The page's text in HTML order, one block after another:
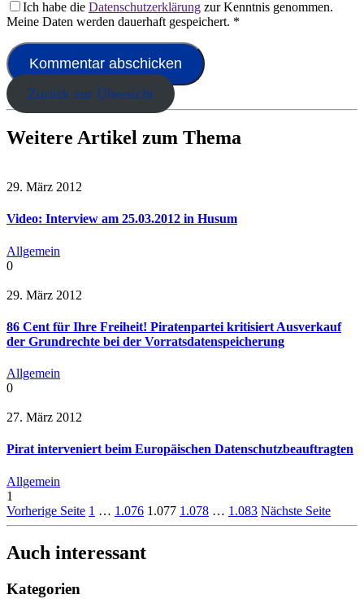
Ich habe die Datenschutzerklärung zur Kenntnis genommen.
Meine Daten werden dauerhaft gespeichert. *
Zurück zur Übersicht
Weitere Artikel zum Thema
29. März 2012
Video: Interview am 25.03.2012 in Husum
Allgemein
0
29. März 2012
86 Cent für Ihre Freiheit! Piratenpartei kritisiert Ausverkauf
der Grundrechte bei der Vorratsdatenspeicherung
Allgemein
0
27. März 2012
Pirat interveniert beim Europäischen Datenschutzbeauftragten
Allgemein
1
Vorherige Seite 1 … 1.076 1.077 1.078 … 1.083 Nächste Seite
Auch interessant
Kategorien